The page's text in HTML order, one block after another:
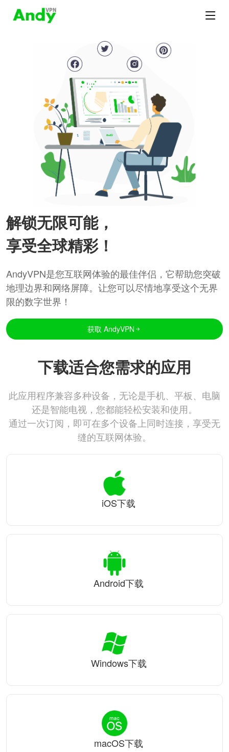
解锁无限可能，
享受全球精彩！
AndyVPN是您互联网体验的最佳伴侣，它帮助您突破
地理边界和网络屏障。让您可以尽情地享受这个无界
限的数字世界！
获取 AndyVPN
下载适合您需求的应用
此应用程序兼容多种设备，无论是手机、平板、电脑
还是智能电视，您都能轻松安装和使用。
通过一次订阅，即可在多个设备上同时连接，享受无
缝的互联网体验。
iOS下载
Android下载
Windows下载
macOS下载